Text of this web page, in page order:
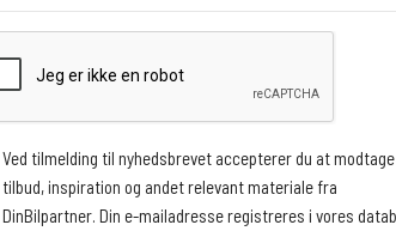
Ved tilmelding til nyhedsbrevet accepterer du at modtage
tilbud, inspiration og andet relevant materiale fra
DinBilpartner. Din e-mailadresse registreres i vores database,